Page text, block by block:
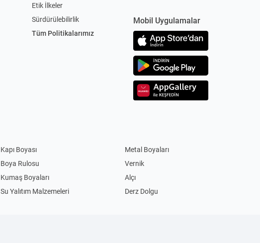
Etik İlkeler
Sürdürülebilirlik
Tüm Politikalarımız
Mobil Uygulamalar
Kapı Boyası
Metal Boyaları
Boya Rulosu
Vernik
Kumaş Boyaları
Alçı
Su Yalıtım Malzemeleri
Derz Dolgu